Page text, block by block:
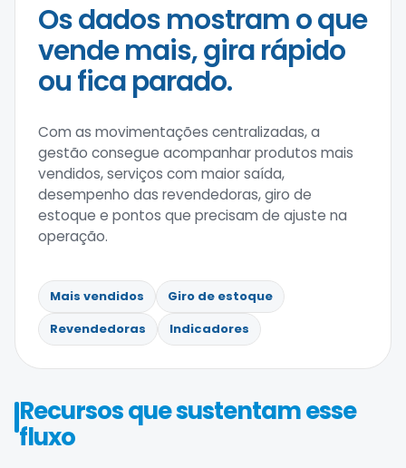
Os dados mostram o que
vende mais, gira rápido
ou fica parado.
Com as movimentações centralizadas, a
gestão consegue acompanhar produtos mais
vendidos, serviços com maior saída,
desempenho das revendedoras, giro de
estoque e pontos que precisam de ajuste na
operação.
Mais vendidos
Giro de estoque
Revendedoras
Indicadores
Recursos que sustentam esse
fluxo